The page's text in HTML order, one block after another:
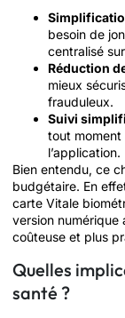
besoin de
centralisé
Réduction
mieux
frauduleux.
Suivi
tout moment
l’application.
Bien entendu, ce
budgétaire. En
carte Vitale
version numérique
coûteuse et plus
Quelles
santé ?